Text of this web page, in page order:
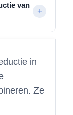
van
in
Ze